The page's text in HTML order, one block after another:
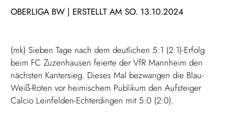
OBERLIGA BW | ERSTELLT AM SO. 13.10.2024
(mk) Sieben Tage nach dem deutlichen 5:1 (2:1)-Erfolg
beim FC Zuzenhausen feierte der VfR Mannheim den
nächsten Kantersieg. Dieses Mal bezwangen die Blau-
Weiß-Roten vor heimischem Publikum den Aufsteiger
Calcio Leinfelden-Echterdingen mit 5:0 (2:0).